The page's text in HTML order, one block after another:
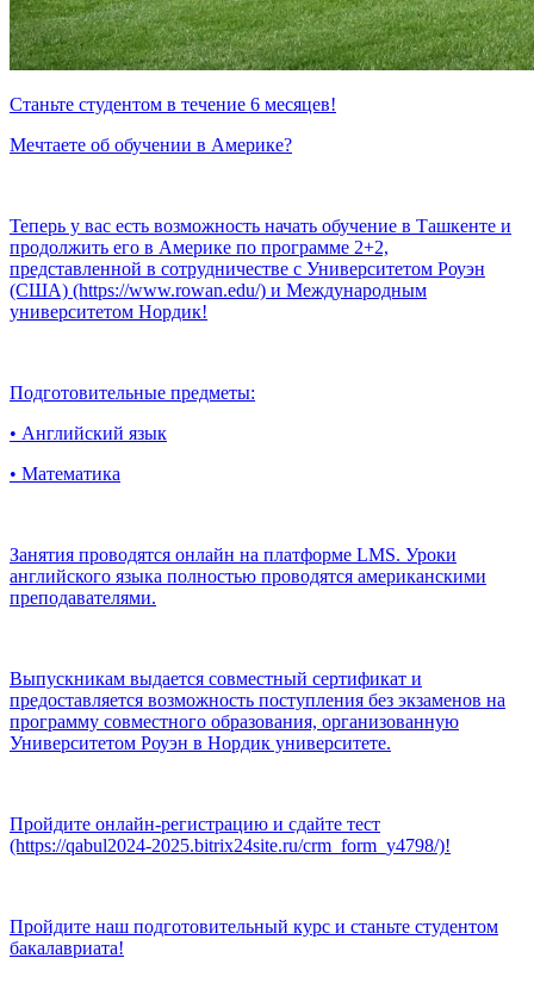
Станьте студентом в течение 6 месяцев!
Мечтаете об обучении в Америке?
Теперь у вас есть возможность начать обучение в Ташкенте и
продолжить его в Америке по программе 2+2,
представленной в сотрудничестве с Университетом Роуэн
(США) (https://www.rowan.edu/) и Международным
университетом Нордик!
Подготовительные предметы:
• Английский язык
• Математика
Занятия проводятся онлайн на платформе LMS. Уроки
английского языка полностью проводятся американскими
преподавателями.
Выпускникам выдается совместный сертификат и
предоставляется возможность поступления без экзаменов на
программу совместного образования, организованную
Университетом Роуэн в Нордик университете.
Пройдите онлайн-регистрацию и сдайте тест
(https://qabul2024-2025.bitrix24site.ru/crm_form_y4798/)!
Пройдите наш подготовительный курс и станьте студентом
бакалавриата!